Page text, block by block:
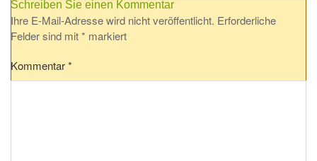
Schreiben Sie einen Kommentar
Ihre E-Mail-Adresse wird nicht veröffentlicht. Erforderliche
Felder sind mit* markiert
Kommentar*